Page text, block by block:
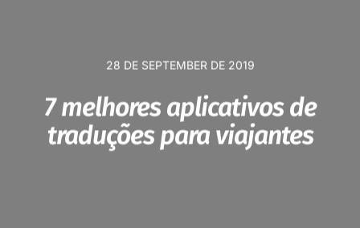
28 DE SEPTEMBER DE 2019
7 melhores aplicativos de
traduções para viajantes